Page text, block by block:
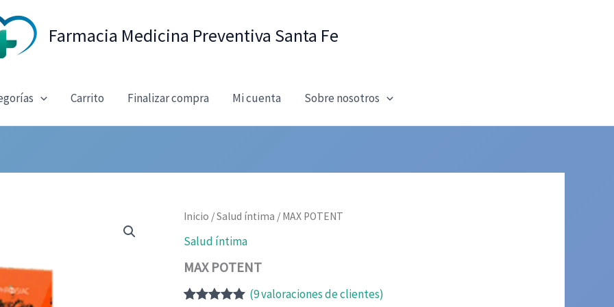
Farmacia Medicina Preventiva Santa Fe
Carrito Finalizar compra Mi cuenta Sobre nosotros
Inicio /Salud íntima / MAX POTENT
Salud íntima
MAX POTENT
(9valoraciones de clientes)